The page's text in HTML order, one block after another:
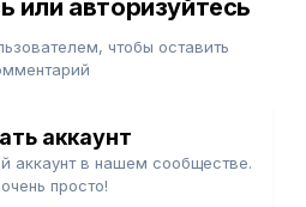
или авторизуйтесь
чтобы оставить
аккаунт
аккаунт в нашем сообществе.
просто!